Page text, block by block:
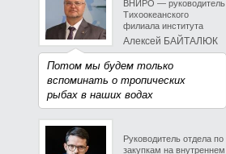
ВНИРО — руководитель
Тихоокеанского
филиала института
Алексей БАЙТАЛЮК
Потом мы будем только
вспоминать о тропических
рыбах в наших водах
Руководитель отдела по
закупкам на внутреннем